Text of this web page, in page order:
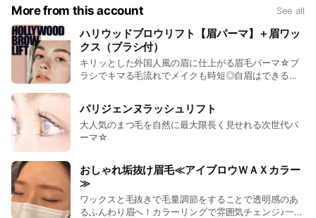
More from this account See all
ハリウッドブロウリフト【眉パーマ】＋眉ワッ
クス（ブラシ付）
キリッとした外国人風の眉に仕上がる眉毛パーマ☆ブ
ラシでキマる毛流れでメイクも時短◎自眉はできるだ
パリジェンヌラッシュリフト
大人気のまつ毛を自然に最大限長く見せれる次世代パ
ーマ☆
おしゃれ垢抜け眉毛≪アイブロウＷＡＸカラー
≫
ワックスと毛抜きで毛量調節をすることで透明感のあ
るふんわり眉へ！カラーリングで雰囲気チェンジ♪一気